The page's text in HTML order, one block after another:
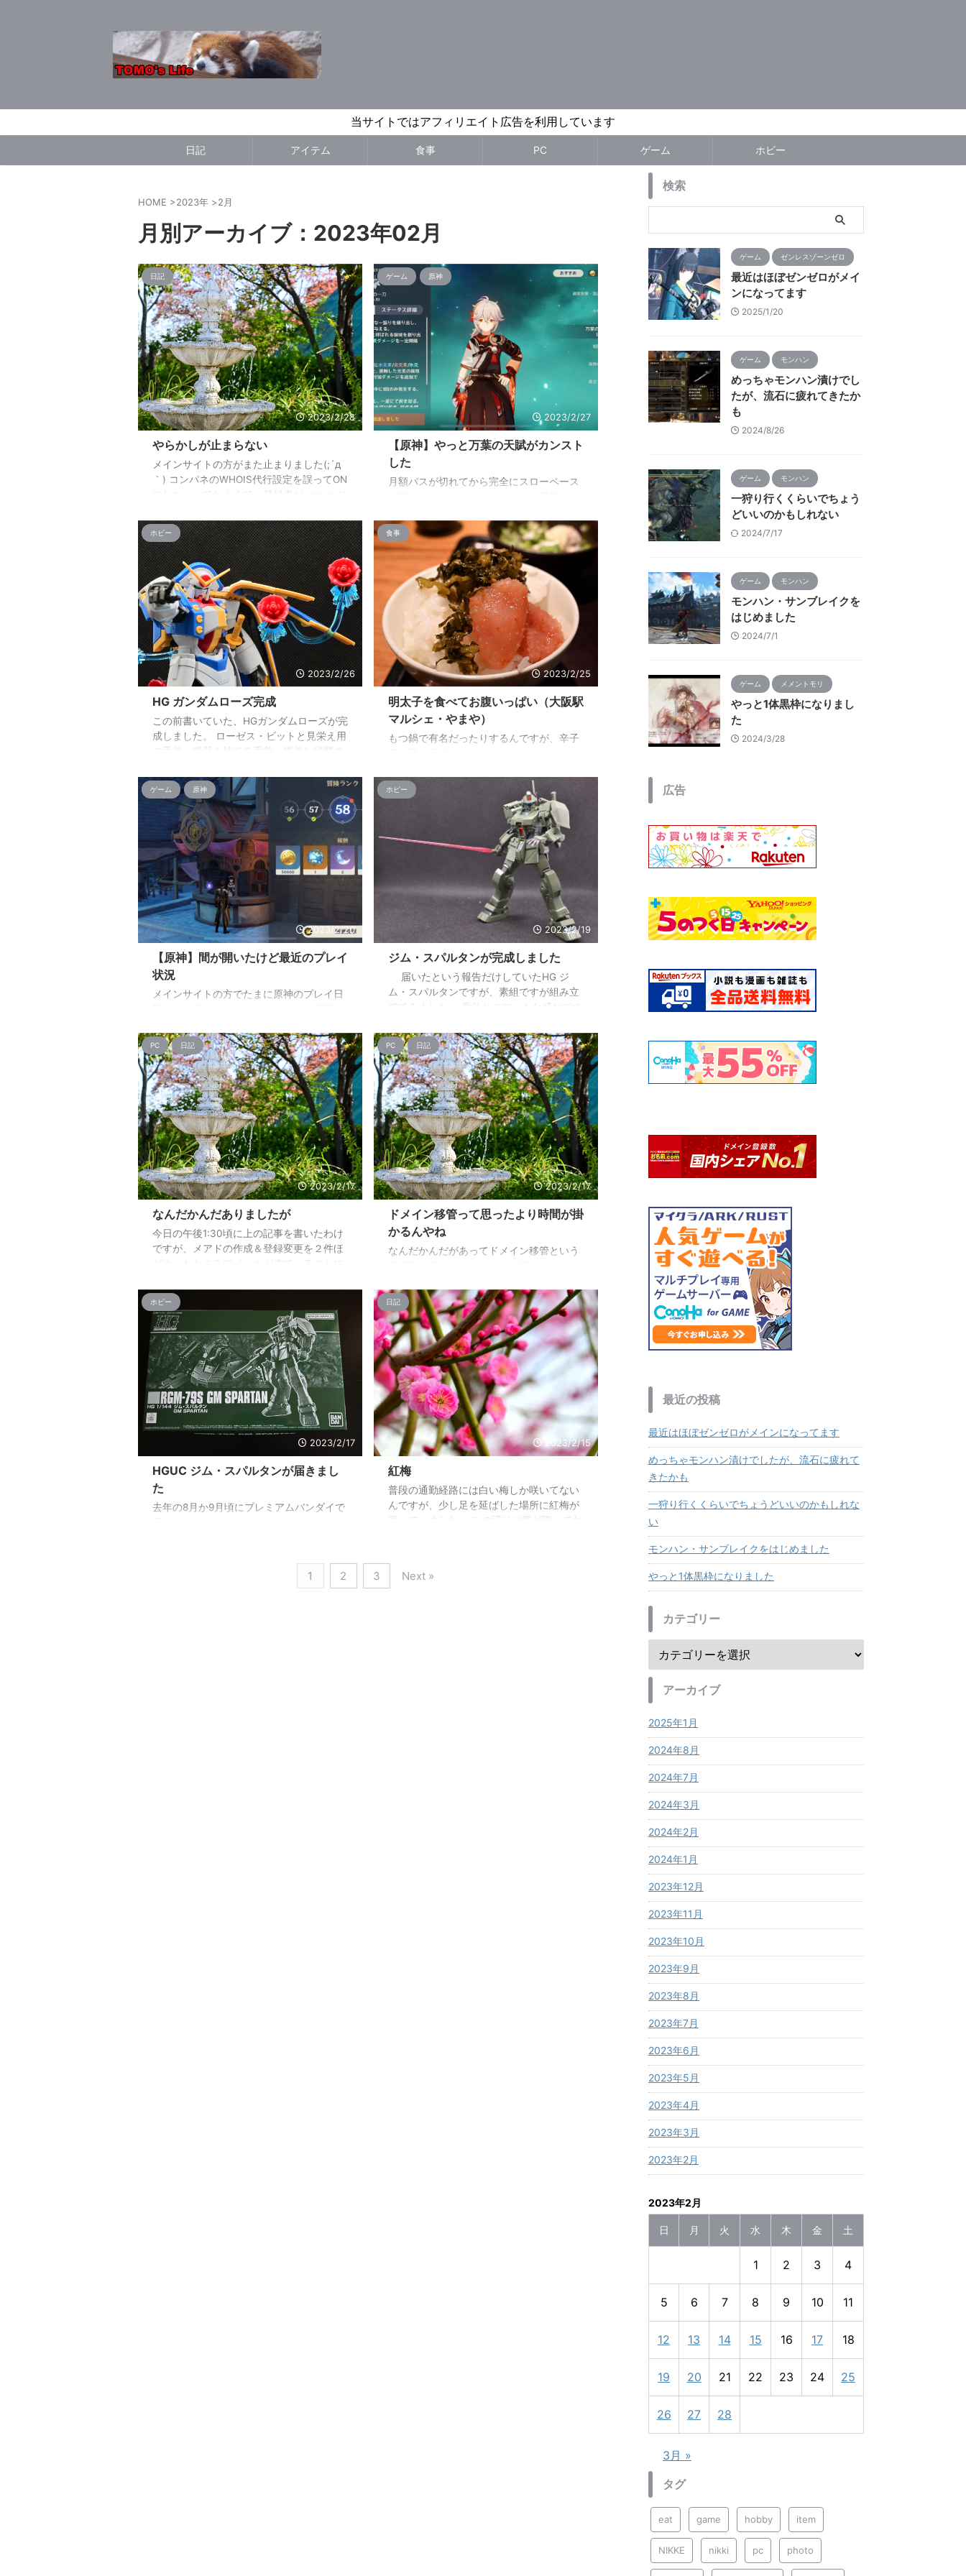
当サイトではアフィリエイト広告を利用しています
日記 アイテム 食事 PC ゲーム ホビー
HOME >2023年 >2月
月別アーカイブ：2023年02月
日記
2023/2/28
やらかしが止まらない
メインサイトの方がまた止まりました(;´д
｀) コンパネのWHOIS代行設定を誤ってON
にしちゃってたようで、登録者がxserverに
完全に自分の落ち度なんだけどさ… なんか
もう色々とありすぎでケチがついてるとい
うか… もうドメイン完全に変えちゃおうか
な…
ゲーム 原神
2023/2/27
【原神】やっと万葉の天賦がカンスト
した
月額パスが切れてから完全にスローペース
イは続けています。 全然と言っていいとい
うか、本当に全く聖遺物も揃っていかない
（能力がスカスカばっかり）なので、体感
できる進展がないというね・・・(;´Д｀)
とりあえず、出来ることはキャラ育成と天
賦の育成なので、ぼちぼちとメインキャラ
はLV.MAXに持っていってます。 とはい
え、イベントもやらないと天賦の育成にも
支障がでるので、やらないといけないんだ
けどねぇ・・・ なんか妙に時間がない今日
こ ...
ホビー
2023/2/26
HG ガンダムローズ完成
この前書いていた、HGガンダムローズが完
成しました。 ローゼス・ビットと見栄え用
の手首、武器を持てる手首、指差し状態の
が、水色のアクションベースがセットにな
っています。 マントはご覧のように各
部が個別に可動するので一部だけ展開とい
う事もできます。 下腕部にはロール軸
が設けられているので、意外とポーズの幅
は広そうです。 セットになっていたア
クションベースとエフェクトパーツを組み
合わせた例。 ビットの射出エフェクトはマ
ント裏の射出口に差し込むので、ビットだ
け ...
食事
2023/2/25
明太子を食べてお腹いっぱい（大阪駅
マルシェ・やまや）
もつ鍋で有名だったりするんですが、辛子
グが悪いと結構並ぶことにもなるんです
が、やまやさんの明太子、辛子高菜が食べ
放題＆ご飯のおかわりもOKなので、並ぶの
も仕方ないかと。 今回はチキン南蛮定食を
頂きました。 ご飯、うま出汁味噌汁、チキ
ン南蛮、きんぴら蓮根、そしてポテサラと
いう内容です。 お値段は￥1,200と、以前
に比べて少し値上がりしましたが、うま出
汁がおかわり自由というのが追加されたの
で、うま出汁を使ってお茶漬けで〆という
事が ...
ゲーム 原神
2023/2/20
【原神】間が開いたけど最近のプレイ
状況
メインサイトの方でたまに原神のプレイ日
を移設とかはちょっと手間なので、もし興
味のある方がいらっしゃいましたら以下の
リンクから過去の原神記事が参照していた
だければ幸いです。 [blogcard
url="https://mossariweb.net/tag/原神/"]
そんなこんなで以前からの続き。 夜蘭の天
賦をカンストさせました。 そして、な
んとなく引いた武器ガチャで杖をゲット。
キャラが出るか分からんので放置してまし
た ...
ホビー
2023/2/19
ジム・スパルタンが完成しました
届いたという報告だけしていたHG ジ
ム・スパルタンですが、素組ですが組み立
ててみました。 意外とスマートな感じです
つついています。 むかーしHGUCのジム
スナIIから改造したジムスパルタン風のや
つと並べてみました。 あくまでも【スパル
タン風】なので全く別物ですね。 肩と
下腕部にはパーツ取り付けのダボが空いて
います。 一応カバーもあったりはするんで
すけどね。 こんな感じでビームサーベ
ルのマウントとかを肩や腕に取り付ける事
ができます。 背面もバックパ ...
PC 日記
2023/2/17
なんだかんだありましたが
今日の午後1:30頃に上の記事を書いたわけ
ですが、メアドの作成＆登録変更を２件ほ
どやったところでメールが来ていることに
した」 キターーーーーー！！！！ ・・・
っていうか、もう少し早ければメアドの登
録変更をしなくてもよかった・・・orz と
はいえ、マイナス要素ばかりでもないんで
すよね。 というのも、今まではサーバー変
更やメアド変更をする度に、iPhoneのメー
ルアカウントを停止＆新規作成してたんで
すが、設定からアカウントを弄ってたら受
信＆送信メールサーバーの設定とかア ...
PC 日記
2023/2/17
ドメイン移管って思ったより時間が掛
かるんやね
なんだかんだがあってドメイン移管という
正直な気持ちですね。 ま、移管元＆移管先
＆実際のドメイン管理元の3か所が絡んで
るので仕方ないんでしょうけど、キャンセ
ル可能期間が必要なければ即移管申請が出
来るようにしてくれるとかがあれば、もう
ちょっと短縮できるんでしょうけど
ね・・・ 今のところの時系列としてはこん
な感じ 2023/2/11 夜、移管してしまえと思
って色々と始めた 2023/2/12 0時過ぎ、移
管に必要な処理を完了（以後、キャ ...
ホビー
2023/2/17
HGUC ジム・スパルタンが届きまし
た
去年の8月か9月頃にプレミアムバンダイで
すが、とりあえず確認だけしようと思った
らジム・スパルタンだったのでちょっとテ
日記
2023/2/15
紅梅
普段の通勤経路には白い梅しか咲いてない
んですが、少し足を延ばした場所に紅梅が
咲いていました。 この辺りは雪が降ってな
たらきれいだったろうなと思います。 気温
が1度とか2度とかだったので、甘酒とかを
1 2 3 Next »
検索
ゲーム ゼンレスゾーンゼロ
最近はほぼゼンゼロがメイ
ンになってます
2025/1/20
ゲーム モンハン
めっちゃモンハン漬けでし
たが、流石に疲れてきたか
も
2024/8/26
ゲーム モンハン
一狩り行くくらいでちょう
どいいのかもしれない
2024/7/17
ゲーム モンハン
モンハン・サンブレイクを
はじめました
2024/7/1
ゲーム メメントモリ
やっと1体黒枠になりまし
た
2024/3/28
広告
最近の投稿
最近はほぼゼンゼロがメインになってます
めっちゃモンハン漬けでしたが、流石に疲れて
きたかも
一狩り行くくらいでちょうどいいのかもしれな
い
モンハン・サンブレイクをはじめました
やっと1体黒枠になりました
カテゴリー
アーカイブ
2025年1月
2024年8月
2024年7月
2024年3月
2024年2月
2024年1月
2023年12月
2023年11月
2023年10月
2023年9月
2023年8月
2023年7月
2023年6月
2023年5月
2023年4月
2023年3月
2023年2月
2023年2月
日 月 火 水 木 金 土
1 2 3 4
5 6 7 8 9 10 11
12 13 14 15 16 17 18
19 20 21 22 23 24 25
26 27 28
3月 »
タグ
eat game hobby item
NIKKE nikki pc photo